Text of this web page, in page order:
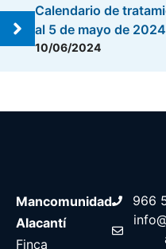
Calendario de
al 5 de mayo de 2024
10/06/2024
Mancomunidad
Alacantí
Finca
966